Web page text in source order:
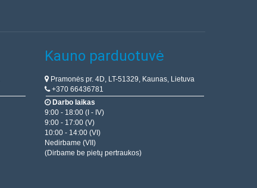
Kauno parduotuvė
Pramonės pr. 4D, LT-51329, Kaunas, Lietuva
+370 66436781
Darbo laikas
9:00 - 18:00 (I - IV)
9:00 - 17:00 (V)
10:00 - 14:00 (VI)
Nedirbame (VII)
(Dirbame be pietų pertraukos)